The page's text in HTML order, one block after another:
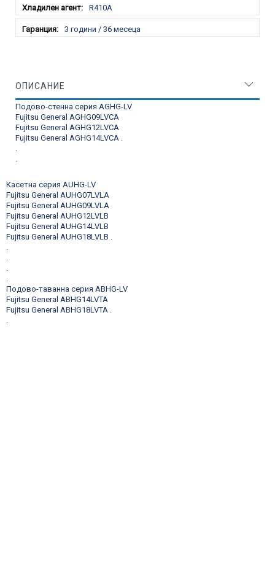
R410A
3 години / 36 месеца
ОПИСАНИЕ
Подово-стенна серия AGHG-LV
Fujitsu General AGHG09LVCA
Fujitsu General AGHG12LVCA
Fujitsu General AGHG14LVCA
Касетна серия AUHG-LV
Fujitsu General AUHG07LVLA
Fujitsu General AUHG09LVLA
Fujitsu General AUHG12LVLB
Fujitsu General AUHG14LVLB
Fujitsu General AUHG18LVLB
Подово-таванна серия ABHG-LV
Fujitsu General ABHG14LVTA
Fujitsu General ABHG18LVTA